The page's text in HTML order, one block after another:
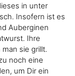
in unter
Insofern ist es
Auberginen
Ihre
sie grillt.
noch eine
um Dir ein